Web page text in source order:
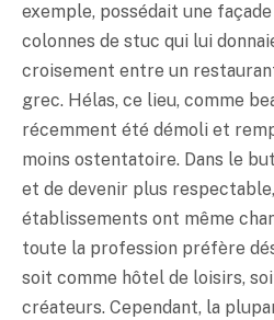
exemple, possédait une
colonnes de stuc qui lui
croisement entre un
grec. Hélas, ce lieu, comme
récemment été démoli et
moins ostentatoire. Dans le
et de devenir plus
établissements ont même
toute la profession préfère
soit comme hôtel de loisirs,
créateurs. Cependant, la